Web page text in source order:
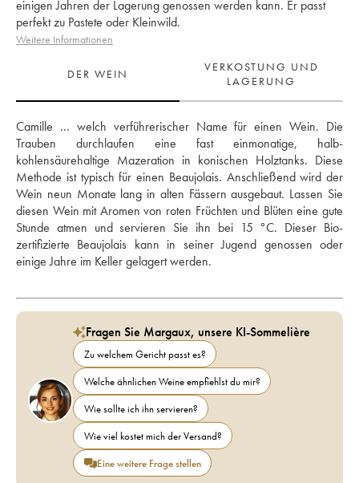
einigen Jahren der Lagerung genossen werden kann. Er passt
perfekt zu Pastete oder Kleinwild.
Weitere Informationen
DER WEIN
VERKOSTUNG UND
LAGERUNG
Camille ... welch verführerischer Name für einen Wein. Die
Trauben durchlaufen eine fast einmonatige, halb-
kohlensäurehaltige Mazeration in konischen Holztanks. Diese
Methode ist typisch für einen Beaujolais. Anschließend wird der
Wein neun Monate lang in alten Fässern ausgebaut. Lassen Sie
diesen Wein mit Aromen von roten Früchten und Blüten eine gute
Stunde atmen und servieren Sie ihn bei 15 °C. Dieser Bio-
zertifizierte Beaujolais kann in seiner Jugend genossen oder
einige Jahre im Keller gelagert werden.
Fragen Sie Margaux, unsere KI-Sommelière
Zu welchem Gericht passt es?
Welche ähnlichen Weine empfiehlst du mir?
Wie sollte ich ihn servieren?
Wie viel kostet mich der Versand?
Eine weitere Frage stellen